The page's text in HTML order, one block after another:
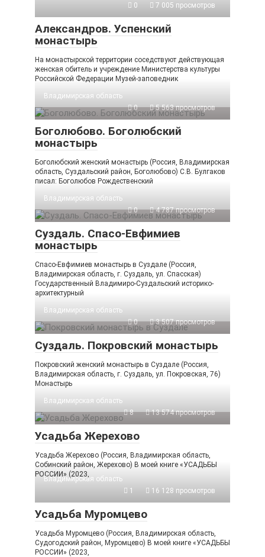
0
7 005 просмотров
Александров. Успенский
монастырь
На монастырской территории соседствуют действующая
женская обитель и учреждение Министерства культуры
Российской Федерации Музей-заповедник
Владимирская область
0
5 563 просмотров
Боголюбово. Боголюбский
монастырь
Боголюбский женский монастырь (Россия, Владимирская
область, Суздальский район, Боголюбово) С.В. Булгаков
писал: Боголюбов Рождественский
Владимирская область
0
4 787 просмотров
Суздаль. Спасо-Евфимиев
монастырь
Спасо-Евфимиев монастырь в Суздале (Россия,
Владимирская область, г. Суздаль, ул. Спасская)
Государственный Владимиро-Суздальский историко-
архитектурный
Владимирская область
0
3 507 просмотров
Суздаль. Покровский монастырь
Покровский женский монастырь в Суздале (Россия,
Владимирская область, г. Суздаль, ул. Покровская, 76)
Монастырь
Владимирская область
8
13 574 просмотров
Усадьба Жерехово
Усадьба Жерехово (Россия, Владимирская область,
Собинский район, Жерехово) В моей книге «УСАДЬБЫ
РОССИИ» (2023,
Владимирская область
1
16 128 просмотров
Усадьба Муромцево
Усадьба Муромцево (Россия, Владимирская область,
Судогодский район, Муромцево) В моей книге «УСАДЬБЫ
РОССИИ» (2023,